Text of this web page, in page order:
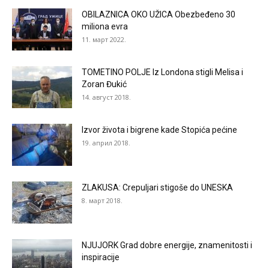
OBILAZNICA OKO UŽICA Obezbeđeno 30
miliona evra
11. март 2022.
TOMETINO POLJE Iz Londona stigli Melisa i
Zoran Đukić
14. август 2018.
Izvor života i bigrene kade Stopića pećine
19. април 2018.
ZLAKUSA: Crepuljari stigoše do UNESKA
8. март 2018.
NJUJORK Grad dobre energije, znamenitosti i
inspiracije